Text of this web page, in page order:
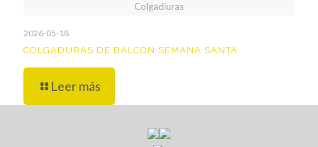
Colgadiuras
2026-05-18
COLGADURAS DE BALCÓN SEMANA SANTA
Leer más